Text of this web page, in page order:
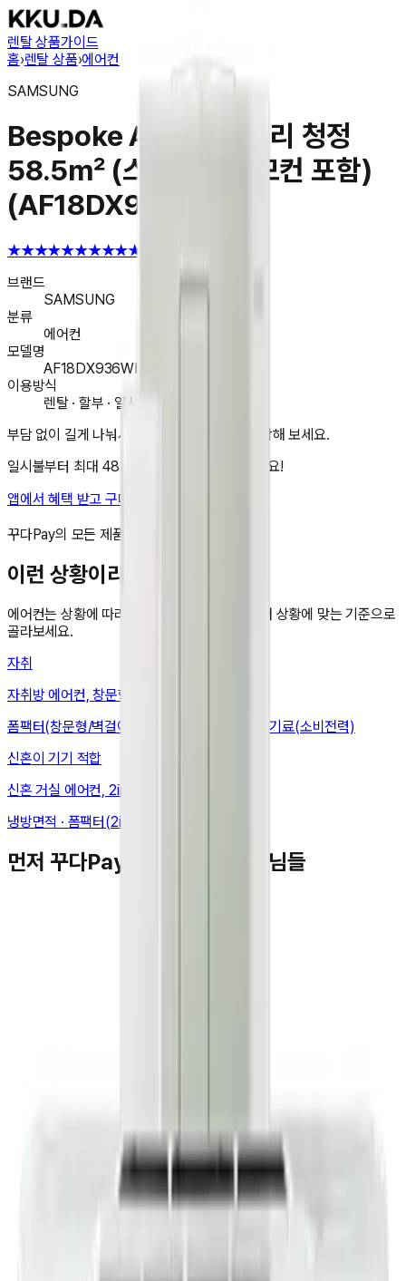
렌탈 상품가이드
홈›렌탈 상품›에어컨
SAMSUNG
Bespoke AI 무풍 갤러리 청정
58.5㎡ (스탠드형 리모컨 포함)
(AF18DX936WFT)
★★★★★★★★★★
브랜드
SAMSUNG
분류
에어컨
모델명
AF18DX936WFT
이용방식
렌탈 · 할부 · 일시불 구매
부담 없이 길게 나눠서. 지금 앱에서 렌탈을 시작해 보세요.
일시불부터 최대 48개월 무이자 할부도 가능해요!
앱에서 혜택 받고 구매하기
꾸다Pay의 모든 제품은 국내 정품입니다.
이런 상황이라면
에어컨는 상황에 따라 봐야 할 기준이 달라요. 내 상황에 맞는 기준으로
골라보세요.
자취
자취방 에어컨, 창문형·벽걸이로 설치비 줄이기
폼팩터(창문형/벽걸이) · 설치(창문폭·창틀) · 전기료(소비전력)
신혼이 기기 적합
신혼 거실 에어컨, 2in1로 거실 하나면 끝
냉방면적 · 폼팩터(2in1) · 에너지등급
먼저 꾸다Pay를 이용하신 고객님들